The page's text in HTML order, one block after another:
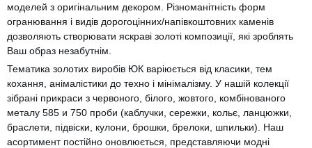
моделей з оригінальним декором. Різноманітність форм
огранювання і видів дорогоцінних/напівкоштовних каменів
дозволяють створювати яскраві золоті композиції, які зроблять
Ваш образ незабутнім.
Тематика золотих виробів ЮК варіюється від класики, тем
кохання, анімалістики до техно і мінімалізму. У нашій колекції
зібрані прикраси з червоного, білого, жовтого, комбінованого
металу 585 и 750 проби (каблучки, сережки, кольє, ланцюжки,
браслети, підвіски, кулони, брошки, брелоки, шпильки). Наш
асортимент постійно оновлюється, представляючи модні